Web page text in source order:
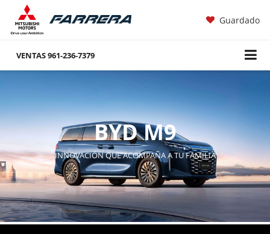
Guardado
VENTAS961-236-7379
BYD M9
INNOVACIÓN QUE ACOMPAÑA A TU FAMILIA